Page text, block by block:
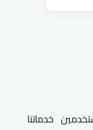
خدماتنا